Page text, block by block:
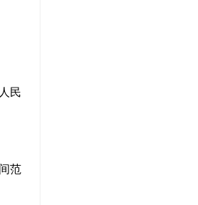
民
范